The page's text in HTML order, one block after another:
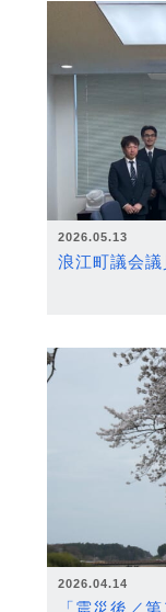
2026.05.13
浪江町議会
2026.04.14
「震災後／